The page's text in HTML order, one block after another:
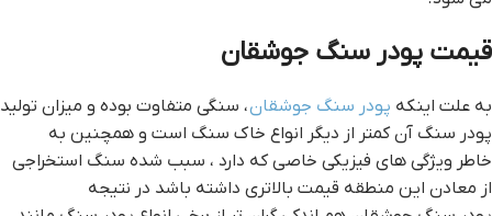
قیمت پودر سنگ جوشقان
به علت اینکه پودر سنگ جوشقان، سنگی متفاوت بوده و میزان تولید
پودر سنگ آن کمتر از دیگر انواع خاک سنگ است و همچنین به
خاطر ویژگی های فیزیکی خاصی که دارد ، سبب شده سنگ استخراجی
از معادن این منطقه قیمت بالاتری داشته باشد در نتیجه